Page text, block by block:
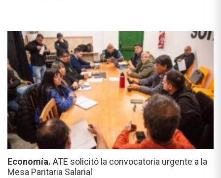
Economía. ATE solicitó la convocatoria urgente a la
Mesa Paritaria Salarial